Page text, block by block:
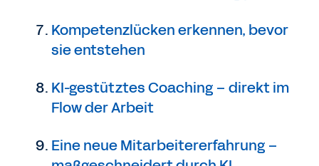
Kompetenzlücken erkennen, bevor
sie entstehen
KI-gestütztes Coaching – direkt im
Flow der Arbeit
Eine neue Mitarbeitererfahrung –